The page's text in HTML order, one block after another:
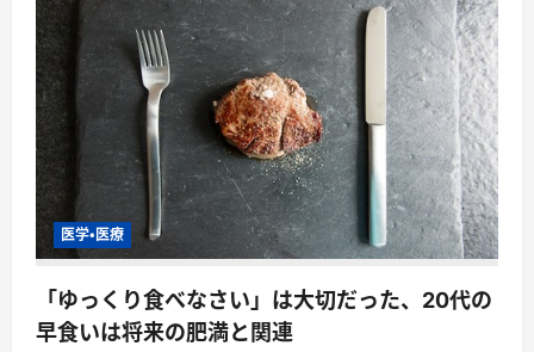
医学・医療
「ゆっくり食べなさい」は大切だった、20代の
早食いは将来の肥満と関連